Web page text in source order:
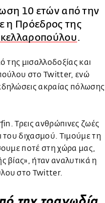
10 ετών από την
η Πρόεδρος της
.
της μισαλλοδοξίας και
στο Twitter, ενώ
ακραίας πόλωσης
Τρεις ανθρώπινες ζωές
του διχασμού. Τιμούμε τη
ποτέ στη χώρα μας,
βίας», ήταν αναλυτικά η
στο Twitter.